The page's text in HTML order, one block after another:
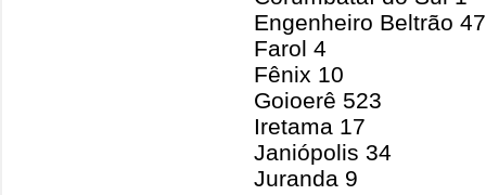
Engenheiro Beltrão 47
Farol 4
Fênix 10
Goioerê 523
Iretama 17
Janiópolis 34
Juranda 9